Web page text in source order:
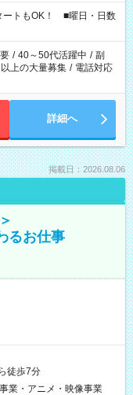
トもOK！ ■曜日・日数
/ 40～50代活躍中 / 副
上の大量募集 / 電話対応
詳細へ
掲載日：2026.08.06
るお仕事
徒歩7分
業・アニメ・映像事業